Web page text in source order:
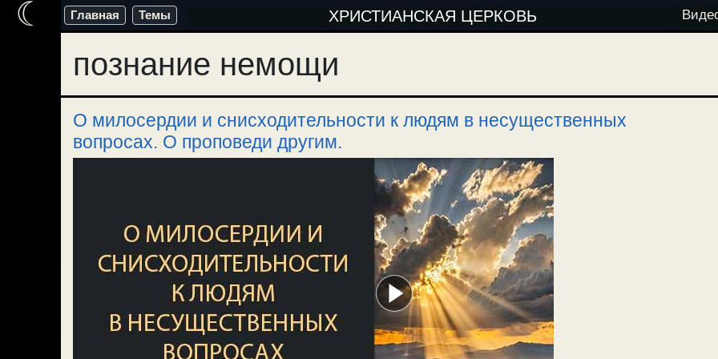
Перейти
содержимому
Главная Темы ХРИСТИАНСКАЯ ЦЕРКОВЬ
познание немощи
О милосердии и снисходительности к людям в несущественных
вопросах. О проповеди другим.
☾